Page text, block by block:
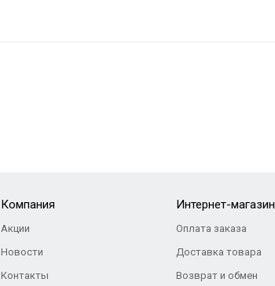
Компания
Акции
Новости
Контакты
Интернет-магазин
Оплата заказа
Доставка товара
Возврат и обмен